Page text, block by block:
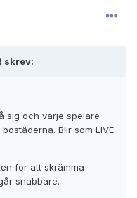
skrev:
sig och varje spelare
Blir som LIVE
för att skrämma
snabbare.